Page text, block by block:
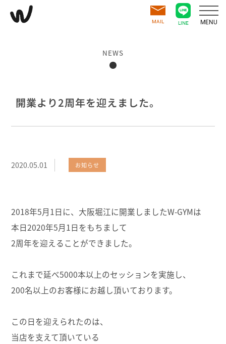
MAIL LINE MENU
開業より2周年を迎えました。
NEWS
2020.05.01 お知らせ
2018年5月1日に、大阪堀江に開業しましたW-GYMは
本日2020年5月1日をもちまして
2周年を迎えることができました。
これまで延べ5000本以上のセッションを実施し、
200名以上のお客様にお越し頂いております。
この日を迎えられたのは、
当店を支えて頂いている